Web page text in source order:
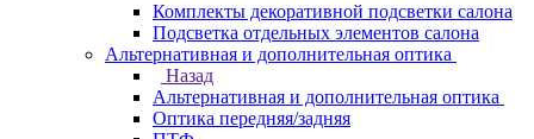
Комплекты декоративной подсветки салона
Подсветка отдельных элементов салона
Альтернативная и дополнительная оптика
Назад
Альтернативная и дополнительная оптика
Оптика передняя/задняя